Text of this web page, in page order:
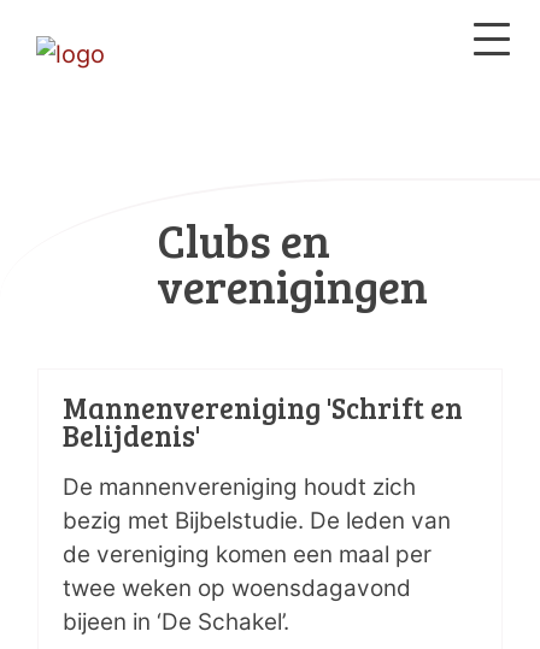
Clubs en
verenigingen
Mannenvereniging 'Schrift en
Belijdenis'
De mannenvereniging houdt zich
bezig met Bijbelstudie. De leden van
de vereniging komen een maal per
twee weken op woensdagavond
bijeen in ‘De Schakel’.